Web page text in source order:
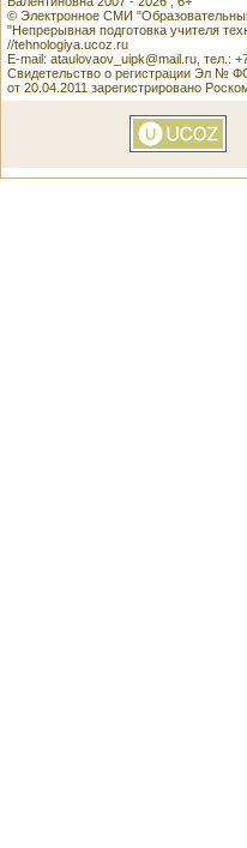
© Электронное СМИ
"Непрерывная подготовка учителя
//tehnologiya.ucoz.ru
E-mail: ataulovaov_uipk@mail.ru, тел.:
Свидетельство о регистрации Эл №
от 20.04.2011 зарегистрировано